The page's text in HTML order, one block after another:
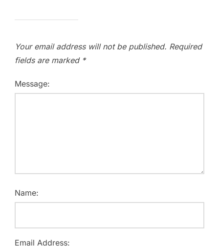
Your email address will not be published. Required
fields are marked *
Message:
Name:
Email Address: